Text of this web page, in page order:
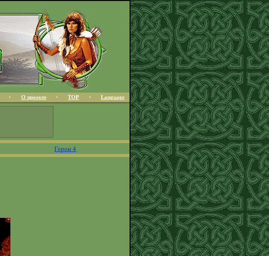
О проекте TOP Language
Герои 4